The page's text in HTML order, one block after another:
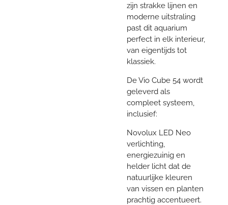
zijn strakke lijnen en
moderne uitstraling
past dit aquarium
perfect in elk interieur,
van eigentijds tot
klassiek.
De Vio Cube 54 wordt
geleverd als
compleet systeem,
inclusief:
Novolux LED Neo
verlichting,
energiezuinig en
helder licht dat de
natuurlijke kleuren
van vissen en planten
prachtig accentueert.